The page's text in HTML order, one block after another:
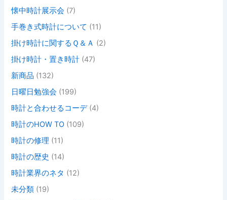
懐中時計展示会 (7)
手巻き式時計について (11)
掛け時計に関するＱ＆Ａ (2)
掛け時計・置き時計 (47)
新商品 (132)
日曜日勉強会 (199)
時計と合わせるコーデ(4)
時計のHOW TO (109)
時計の修理 (11)
時計の歴史 (14)
時計業界のネタ (12)
未分類 (19)